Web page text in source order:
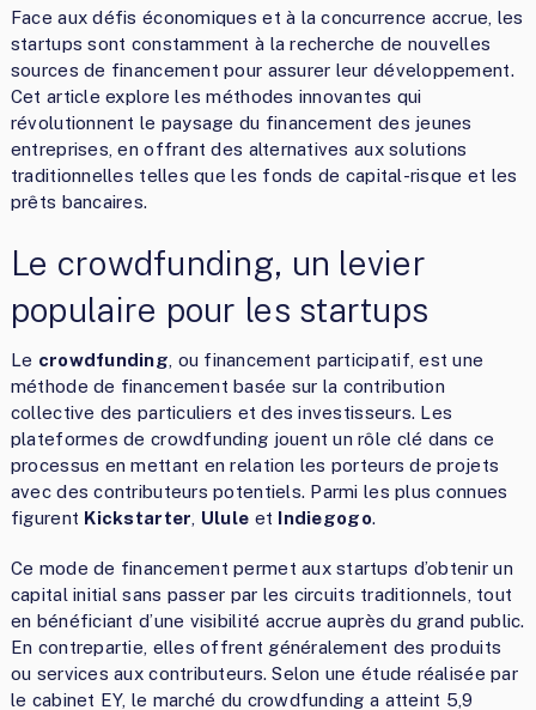
Face aux défis économiques et à la concurrence accrue, les
startups sont constamment à la recherche de nouvelles
sources de financement pour assurer leur développement.
Cet article explore les méthodes innovantes qui
révolutionnent le paysage du financement des jeunes
entreprises, en offrant des alternatives aux solutions
traditionnelles telles que les fonds de capital-risque et les
prêts bancaires.
Le crowdfunding, un levier
populaire pour les startups
Le crowdfunding , ou financement participatif, est une
méthode de financement basée sur la contribution
collective des particuliers et des investisseurs. Les
plateformes de crowdfunding jouent un rôle clé dans ce
processus en mettant en relation les porteurs de projets
avec des contributeurs potentiels. Parmi les plus connues
figurent Kickstarter Ulule et Indiegogo.
Ce mode de financement permet aux startups d’obtenir un
capital initial sans passer par les circuits traditionnels, tout
en bénéficiant d’une visibilité accrue auprès du grand public.
En contrepartie, elles offrent généralement des produits
ou services aux contributeurs. Selon une étude réalisée par
le cabinet EY, le marché du crowdfunding a atteint 5,9